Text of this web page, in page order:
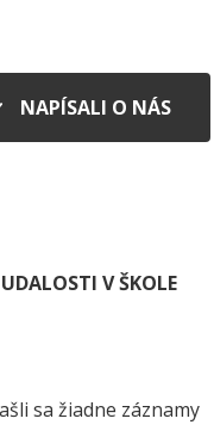
NAPÍSALI O NÁS
UDALOSTI V ŠKOLE
sa žiadne záznamy